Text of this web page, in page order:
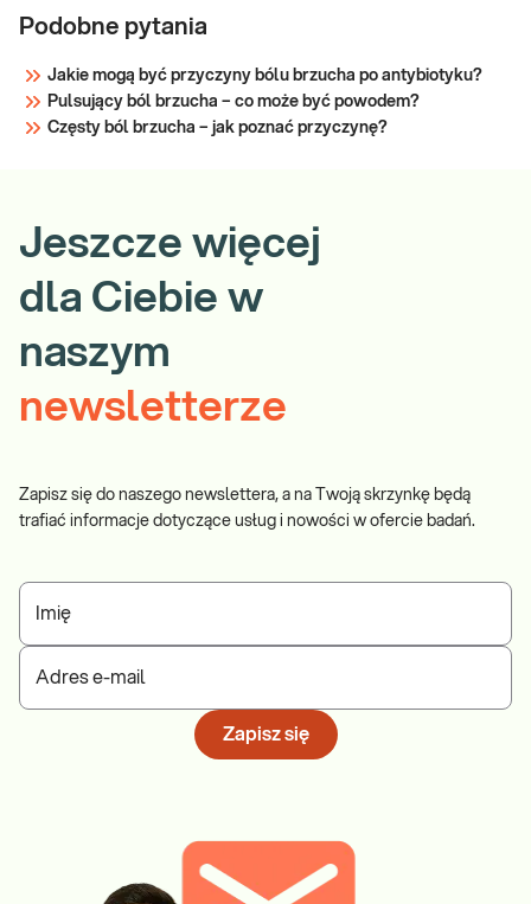
Podobne pytania
Jakie mogą być przyczyny bólu brzucha po antybiotyku?
Pulsujący ból brzucha – co może być powodem?
Częsty ból brzucha – jak poznać przyczynę?
Jeszcze więcej
dla Ciebie w
naszym
newsletterze
Zapisz się do naszego newslettera, a na Twoją skrzynkę będą
trafiać informacje dotyczące usług i nowości w ofercie badań.
Imię
Adres e-mail
Zapisz się